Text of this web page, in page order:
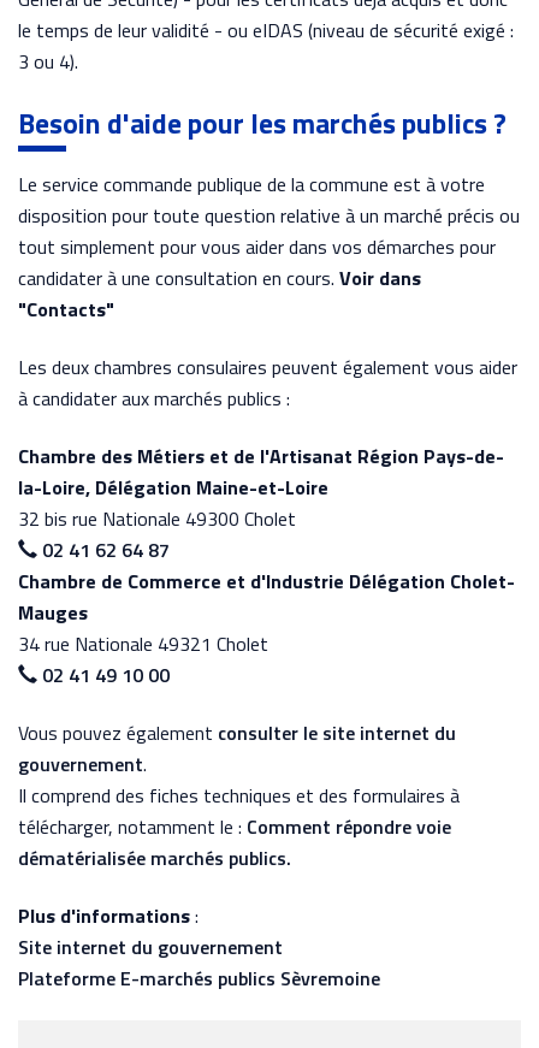
le temps de leur validité - ou eIDAS (niveau de sécurité exigé :
3 ou 4).
Besoin d'aide pour les marchés publics ?
Le service commande publique de la commune est à votre
disposition pour toute question relative à un marché précis ou
tout simplement pour vous aider dans vos démarches pour
candidater à une consultation en cours. Voir dans
"Contacts"
Les deux chambres consulaires peuvent également vous aider
à candidater aux marchés publics :
Chambre des Métiers et de l'Artisanat Région Pays-de-
la-Loire, Délégation Maine-et-Loire
32 bis rue Nationale 49300 Cholet
02 41 62 64 87
Chambre de Commerce et d'Industrie Délégation Cholet-
Mauges
34 rue Nationale 49321 Cholet
02 41 49 10 00
Vous pouvez également consulter le site internet du
gouvernement.
Il comprend des fiches techniques et des formulaires à
télécharger, notamment le : Comment répondre voie
dématérialisée marchés publics.
Plus d'informations:
Site internet du gouvernement
Plateforme E-marchés publics Sèvremoine